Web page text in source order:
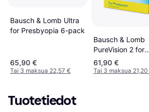
Bausch & Lomb Ultra
for Presbyopia 6-pack
65,90 €
Tai 3 maksua 22,57 €
Bausch & Lomb
PureVision 2 for
Presbyopia 6-
61,90 €
Tai 3 maksua
Tuotetiedot